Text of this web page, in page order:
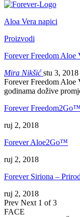
Aloa Vera napici
Proizvodi
Forever Freedom Aloe
Mira Nikšićstu 3, 2018
Forever Freedom Aloe
godinama dožive
Forever Freedom2Go™
ruj 2, 2018
Forever Aloe2Go™
ruj 2, 2018
Forever Siriona –
ruj 2, 2018
Prev Next 1 of 3
FACE